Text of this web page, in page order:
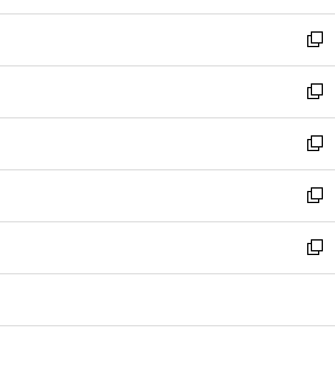
開
く
ウ
で
開
く
ン
ド
ウ
で
開
く
ウ
ィ
ン
ド
ウ
で
開
く
新
し
い
ウ
ィ
ン
ド
ウ
で
開
新
し
い
ウ
ィ
ン
ド
ウ
開
新
し
い
ウ
ィ
ン
ウ
新
し
い
ウ
ン
新
し
ウ